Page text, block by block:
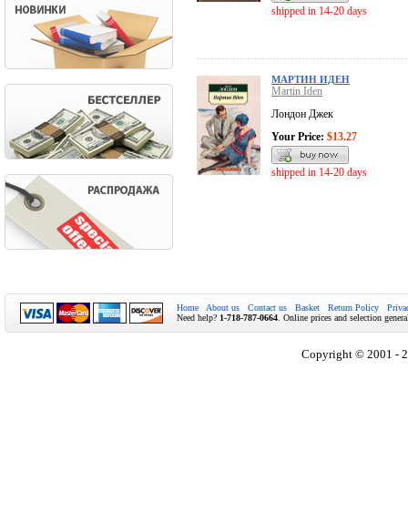
shipped in 14-20 days
МАРТИН ИДЕН
Martin Iden
Лондон Джек
Your Price: $13.27
shipped in 14-20 days
Home About us Contact us Basket Return Policy
Need help? 1-718-787-0664 . Online prices and selection
Copyright © 2001 -